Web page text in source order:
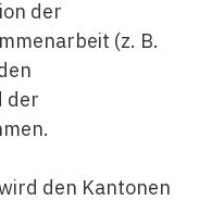
der
(z. B.
der
den Kantonen